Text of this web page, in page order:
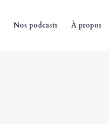
Nos podcasts À propos